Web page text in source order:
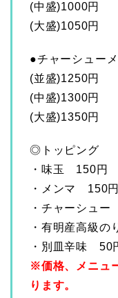
(中盛)1000円
(大盛)1050円
●チャーシュー
(並盛)1250円
(中盛)1300円
(大盛)1350円
◎トッピング
・味玉 150円
・メンマ 150円
・チャーシュ
・有明産高級
・別皿辛味 50
※価格、メニュ
ります。